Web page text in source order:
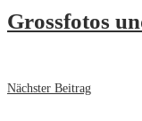
Grossfotos
Nächster Beitrag